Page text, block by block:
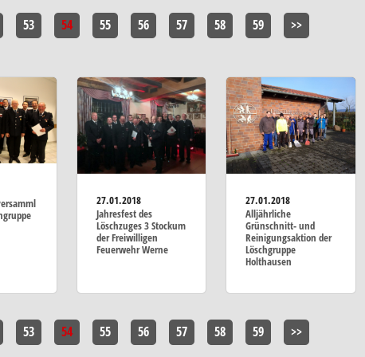
53 54 55 56 57 58 59 >>
27.01.2018
Jahresfest des
Löschzuges 3 Stockum
der Freiwilligen
Feuerwehr Werne
27.01.2018
Alljährliche
Grünschnitt- und
Reinigungsaktion der
Löschgruppe
Holthausen
53 54 55 56 57 58 59 >>